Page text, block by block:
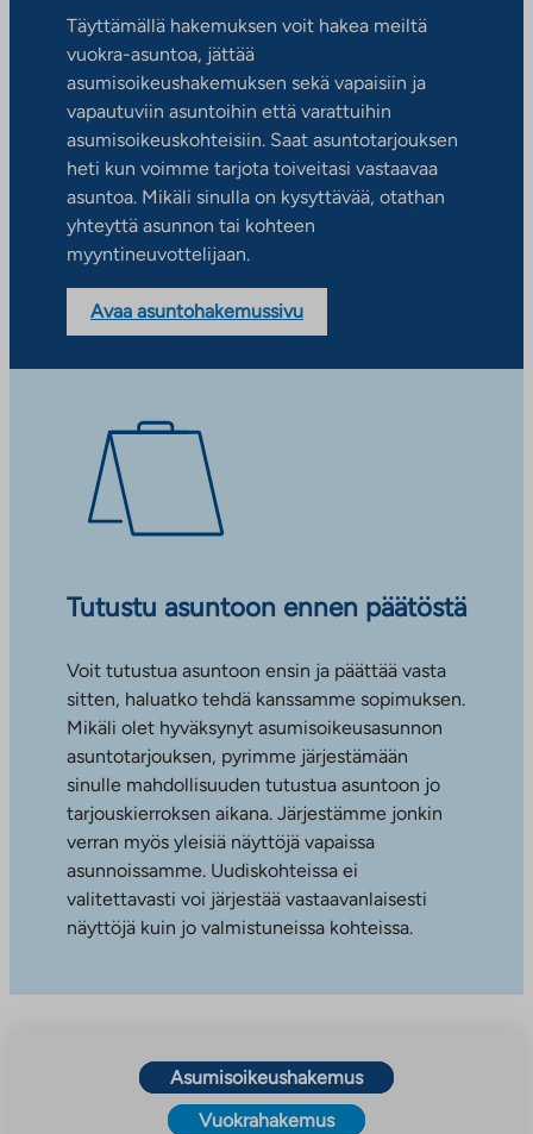
Täyttämällä hakemuksen voit hakea meiltä
vuokra-asuntoa, jättää
asumisoikeushakemuksen sekä vapaisiin ja
vapautuviin asuntoihin että varattuihin
asumisoikeuskohteisiin. Saat asuntotarjouksen
heti kun voimme tarjota toiveitasi vastaavaa
asuntoa. Mikäli sinulla on kysyttävää, otathan
yhteyttä asunnon tai kohteen
myyntineuvottelijaan.
Avaa asuntohakemussivu
Tutustu asuntoon ennen päätöstä
Voit tutustua asuntoon ensin ja päättää vasta
sitten, haluatko tehdä kanssamme sopimuksen.
Mikäli olet hyväksynyt asumisoikeusasunnon
asuntotarjouksen, pyrimme järjestämään
sinulle mahdollisuuden tutustua asuntoon jo
tarjouskierroksen aikana. Järjestämme jonkin
verran myös yleisiä näyttöjä vapaissa
asunnoissamme. Uudiskohteissa ei
valitettavasti voi järjestää vastaavanlaisesti
näyttöjä kuin jo valmistuneissa kohteissa.
Asumisoikeushakemus
Vuokrahakemus